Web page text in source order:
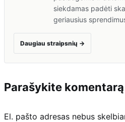
siekdamas padėti
geriausius
Daugiau straipsnių →
Parašykite komentarą
El. pašto adresas nebus